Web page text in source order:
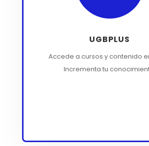
UGBPLUS
Accede a cursos y contenido
Incrementa tu